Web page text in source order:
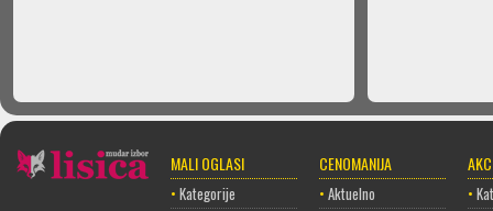
MALI OGLASI
• Kategorije
CENOMANIJA
• Aktuelno
•